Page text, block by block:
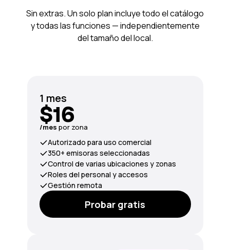
1 mes
$16
/mes por zona
Autorizado para uso comercial
350+ emisoras seleccionadas
Control de varias ubicaciones y zonas
Roles del personal y accesos
Gestión remota
Probar gratis
Sin extras. Un solo plan incluye todo el catálogo
y todas las funciones — independientemente
del tamaño del local.